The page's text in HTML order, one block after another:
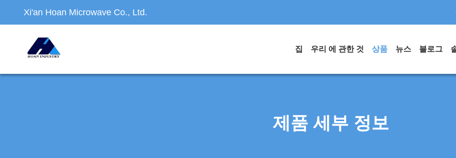
Xi'an Hoan Microwave Co., Ltd.
집 우리 에 관한 것 상품 뉴스 블로그
제품 세부 정보